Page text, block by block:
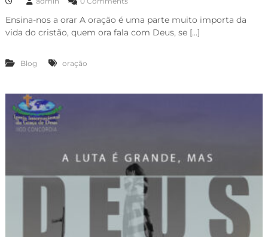
Ensina-nos a orar A oração é uma parte muito importa da
vida do cristão, quem ora fala com Deus, se […]
Blog oração